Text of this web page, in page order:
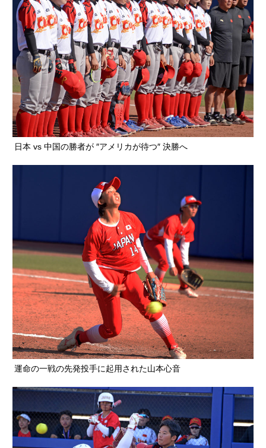
日本 vs 中国の勝者が ″アメリカが待つ″ 決勝へ
運命の一戦の先発投手に起用された山本心音